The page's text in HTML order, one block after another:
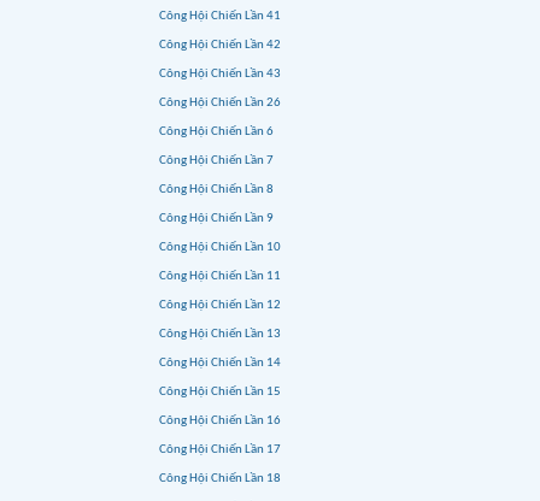
Công Hội Chiến Lần 41
Công Hội Chiến Lần 42
Công Hội Chiến Lần 43
Công Hội Chiến Lần 26
Công Hội Chiến Lần 6
Công Hội Chiến Lần 7
Công Hội Chiến Lần 8
Công Hội Chiến Lần 9
Công Hội Chiến Lần 10
Công Hội Chiến Lần 11
Công Hội Chiến Lần 12
Công Hội Chiến Lần 13
Công Hội Chiến Lần 14
Công Hội Chiến Lần 15
Công Hội Chiến Lần 16
Công Hội Chiến Lần 17
Công Hội Chiến Lần 18